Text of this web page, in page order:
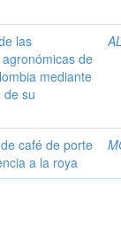
las
de
mediante
de su
café de porte
a la roya